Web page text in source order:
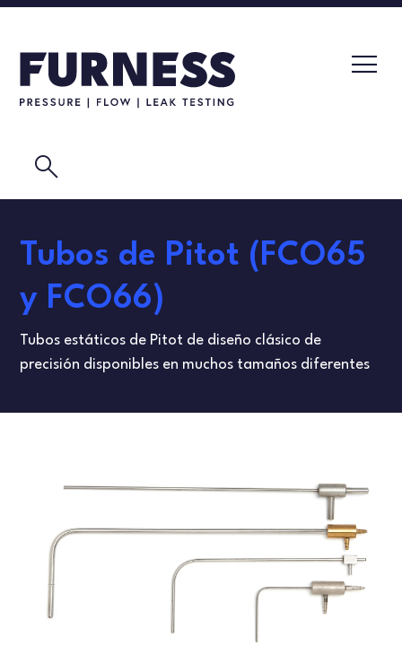
DETECTORES DE FUGAS
TRANSMISORES DE PRESIÓN
ELEMENTOS DE FLUJO
PRODUCTOS DE CALIBRACIÓN
COMPROBADORES DE FLUJO
CALIBRACIÓN
VIDEOS
PRUEBAS DE MASCARILLAS
PRUEBAS DE FUGAS
FRENCH
search
Tubos de Pitot (FCO65
y FCO66)
Tubos estáticos de Pitot de diseño clásico de
precisión disponibles en muchos tamaños diferentes